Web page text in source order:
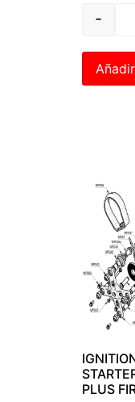
-
PLUS